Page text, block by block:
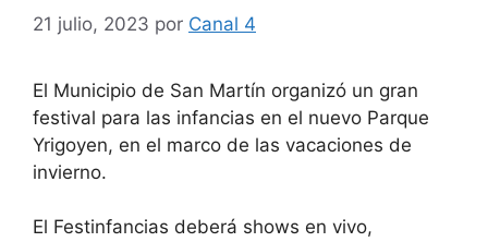
21 julio, 2023 por Canal 4
El Municipio de San Martín organizó un gran
festival para las infancias en el nuevo Parque
Yrigoyen, en el marco de las vacaciones de
invierno.
El Festinfancias deberá shows en vivo,